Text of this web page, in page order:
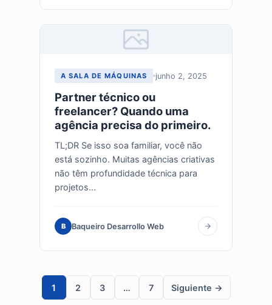
A SALA DE MÁQUINAS junho 2, 2025
Partner técnico ou
freelancer? Quando uma
agência precisa do primeiro.
TL;DR Se isso soa familiar, você não
está sozinho. Muitas agências criativas
não têm profundidade técnica para
projetos...
B Baqueiro Desarrollo Web
1 2 3 … 7 Siguiente →